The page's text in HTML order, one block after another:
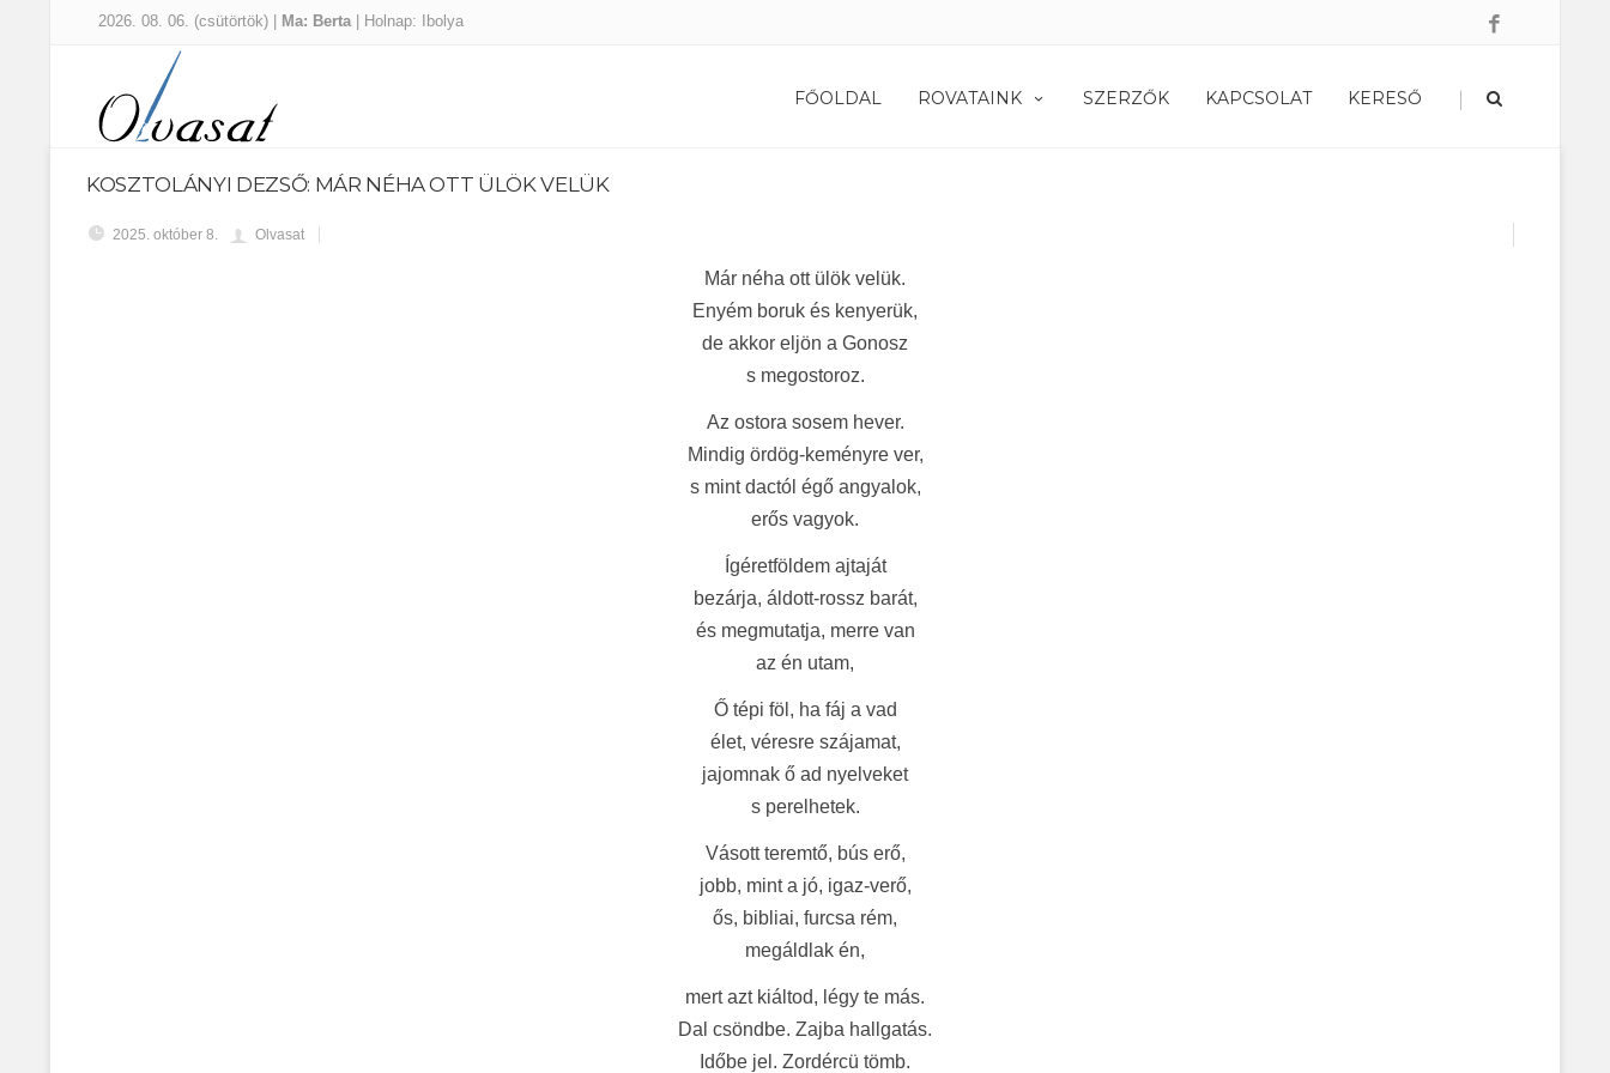
2026. 08. 06. (csütörtök) | Ma: Berta | Holnap: Ibolya
FŐOLDAL ROVATAINK SZERZŐK KAPCSOLAT KERESŐ |
KOSZTOLÁNYI DEZSŐ: MÁR NÉHA OTT ÜLÖK VELÜK
2025. október 8. Olvasat
Már néha ott ülök velük.
Enyém boruk és kenyerük,
de akkor eljön a Gonosz
s megostoroz.
Az ostora sosem hever.
Mindig ördög-keményre ver,
s mint dactól égő angyalok,
erős vagyok.
Ígéretföldem ajtaját
bezárja, áldott-rossz barát,
és megmutatja, merre van
az én utam,
Ő tépi föl, ha fáj a vad
élet, véresre szájamat,
jajomnak ő ad nyelveket
s perelhetek.
Vásott teremtő, bús erő,
jobb, mint a jó, igaz-verő,
ős, bibliai, furcsa rém,
megáldlak én,
mert azt kiáltod, légy te más.
Dal csöndbe. Zajba hallgatás.
Időbe jel. Zordércü tömb.